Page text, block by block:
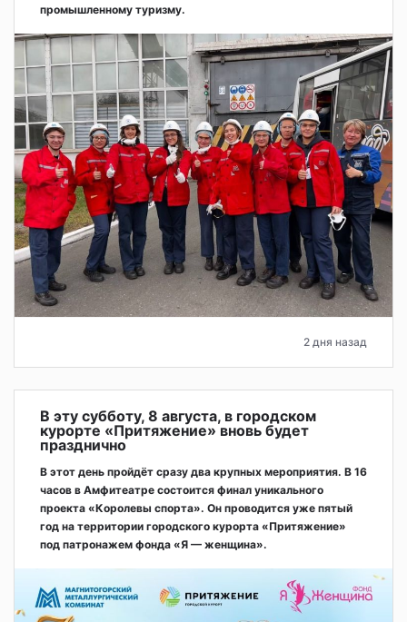
промышленному туризму.
2 дня назад
В эту субботу, 8 августа, в городском
курорте «Притяжение» вновь будет
празднично
В этот день пройдёт сразу два крупных мероприятия. В 16
часов в Амфитеатре состоится финал уникального
проекта «Королевы спорта». Он проводится уже пятый
год на территории городского курорта «Притяжение»
под патронажем фонда «Я — женщина».